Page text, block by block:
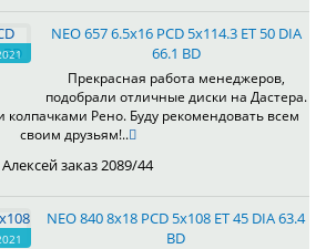
NEO 657 6.5x16 PCD 5x114.3 ET 50 DIA
66.1 BD
Прекрасная работа менеджеров,
подобрали отличные диски на Дастера.
Рено. Буду рекомендовать всем
своим друзьям!..
Алексей заказ 2089/44
NEO 840 8x18 PCD 5x108 ET 45 DIA 63.4
BD